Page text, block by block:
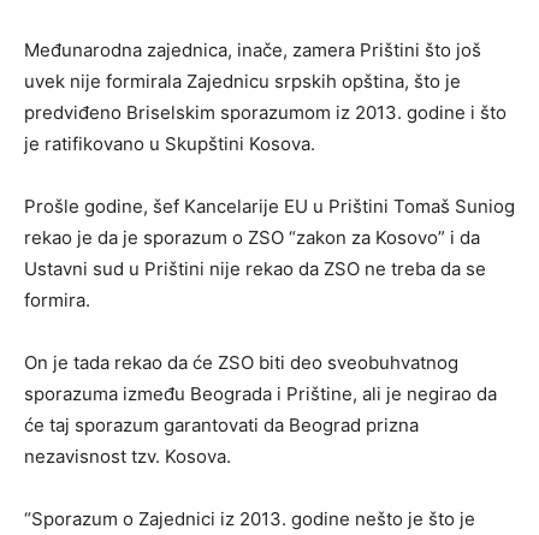
Međunarodna zajednica, inače, zamera Prištini što još
uvek nije formirala Zajednicu srpskih opština, što je
predviđeno Briselskim sporazumom iz 2013. godine i što
je ratifikovano u Skupštini Kosova.
Prošle godine, šef Kancelarije EU u Prištini Tomaš Suniog
rekao je da je sporazum o ZSO “zakon za Kosovo” i da
Ustavni sud u Prištini nije rekao da ZSO ne treba da se
formira.
On je tada rekao da će ZSO biti deo sveobuhvatnog
sporazuma između Beograda i Prištine, ali je negirao da
će taj sporazum garantovati da Beograd prizna
nezavisnost tzv. Kosova.
“Sporazum o Zajednici iz 2013. godine nešto je što je